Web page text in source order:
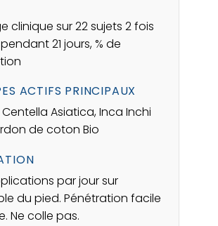
clinique sur 22 sujets 2 fois
21 jours, % de
ACTIFS PRINCIPAUX
Centella Asiatica, Inca Inchi
de coton Bio
par jour sur
du pied. Pénétration facile
Ne colle pas.